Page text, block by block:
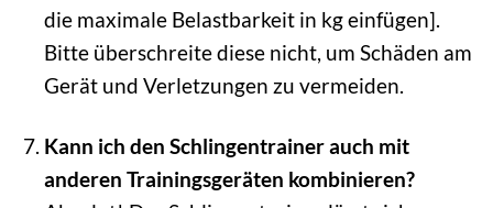
die maximale Belastbarkeit in kg einfügen].
Bitte überschreite diese nicht, um Schäden am
Gerät und Verletzungen zu vermeiden.
Kann ich den Schlingentrainer auch mit
anderen Trainingsgeräten kombinieren?